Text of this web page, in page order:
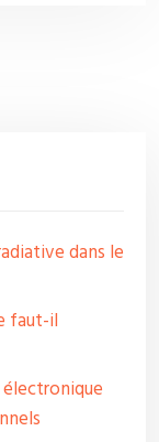
dans le
faut-il
électronique